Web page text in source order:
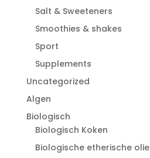
Salt & Sweeteners
Smoothies & shakes
Sport
Supplements
Uncategorized
Algen
Biologisch
Biologisch Koken
Biologische etherische olie